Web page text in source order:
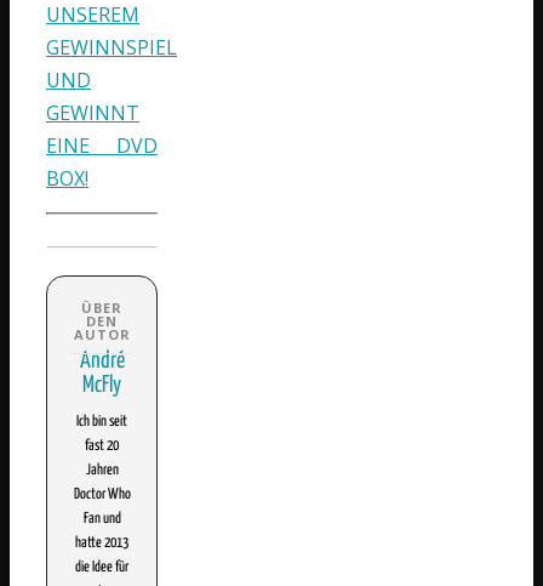
UNSEREM
GEWINNSPIEL
UND
GEWINNT
EINE DVD
BOX!
André
McFly
Ich bin seit
fast 20
Jahren
Doctor Who
Fan und
hatte 2013
die Idee für